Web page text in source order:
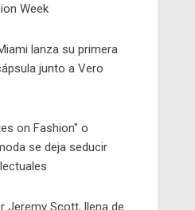
Week
lanza su primera
junto a Vero
on Fashion" o
se deja seducir
Jeremy Scott, llena de